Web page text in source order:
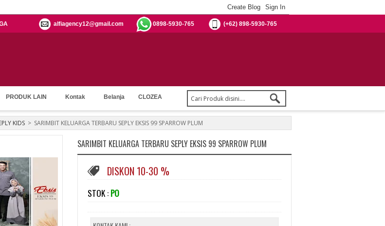
(+62) 898-5930-765
0898-5930-765
alfiagency12@gmail.com
PRODUK LAIN Kontak Belanja CLOZEA
KIDS > SARIMBIT KELUARGA TERBARU SEPLY EKSIS 99 SPARROW PLUM
SARIMBIT KELUARGA TERBARU SEPLY EKSIS 99 SPARROW PLUM
DISKON 10-30 %
STOK : PO